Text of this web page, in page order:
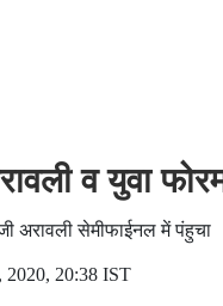
व युवा
अरावली सेमीफाईनल में पंहुचा
2020, 20:38 IST